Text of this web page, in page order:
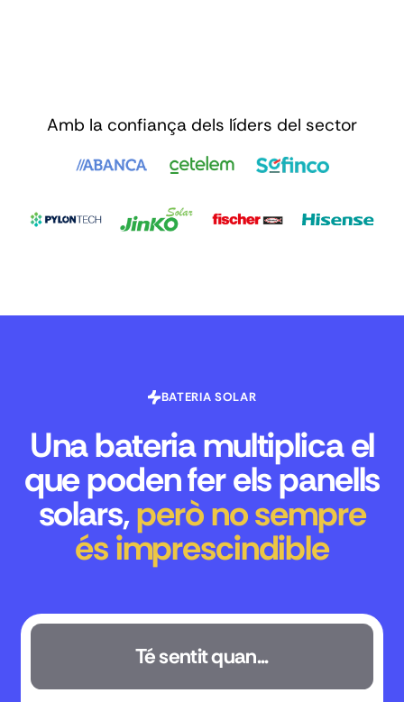
Amb la confiança dels líders del sector
BATERIA SOLAR
Una bateria multiplica el
que poden fer els panells
solars,però no sempre
és imprescindible
Té sentit quan...